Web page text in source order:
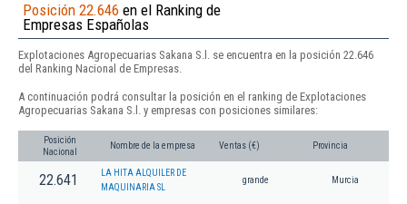
Posición 22.646 en el Ranking de
Empresas Españolas
Explotaciones Agropecuarias Sakana S.l. se encuentra en la posición 22.646
del Ranking Nacional de Empresas.
A continuación podrá consultar la posición en el ranking de Explotaciones
Agropecuarias Sakana S.l. y empresas con posiciones similares:
Posición
Nacional
Nombre de la empresa Ventas (€) Provincia
22.641
LA HITA ALQUILER DE
MAQUINARIA SL
grande Murcia